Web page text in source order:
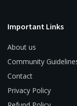
Important Links
About us
Community
Contact
Privacy Policy